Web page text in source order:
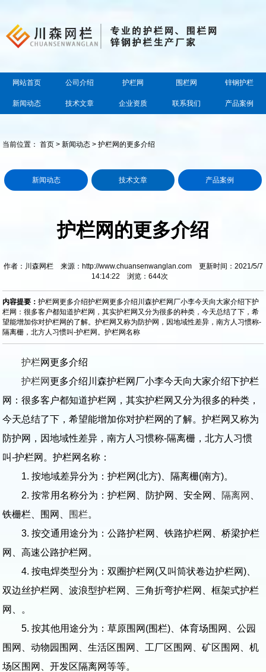
网站首页 公司介绍 护栏网 围栏网 锌钢护栏
新闻动态 技术文章 企业资质 联系我们 产品案例
当前位置：首页 >新闻动态 > 护栏网的更多介绍
新闻动态 技术文章 产品案例
护栏网的更多介绍
作者：川森网栏 来源：http://www.chuansenwanglan.com 更新时间：2021/5/7
14:14:22 浏览： 644次
内容提要：护栏网更多介绍护栏网更多介绍川森护栏网厂小李今天向大家介绍下护
栏网：很多客户都知道护栏网，其实护栏网又分为很多的种类，今天总结了下，希
望能增加你对护栏网的了解。护栏网又称为防护网，因地域性差异，南方人习惯称-
隔离栅，北方人习惯叫-护栏网。护栏网名称
护栏网更多介绍
护栏网更多介绍川森护栏网厂小李今天向大家介绍下护栏
网：很多客户都知道护栏网，其实护栏网又分为很多的种类，
今天总结了下，希望能增加你对护栏网的了解。护栏网又称为
防护网，因地域性差异，南方人习惯称-隔离栅，北方人习惯
叫-护栏网。护栏网名称：
1. 按地域差异分为：护栏网(北方)、隔离栅(南方)。
2. 按常用名称分为：护栏网、防护网、安全网、 隔离网
铁栅栏、围网、 围栏。
3. 按交通用途分为：公路护栏网、铁路护栏网、桥梁护栏
网、高速公路护栏网。
4. 按电焊类型分为：双圈护栏网(又叫筒状卷边护栏网)、
双边丝护栏网、波浪型护栏网、三角折弯护栏网、框架式护栏
网、。
5. 按其他用途分为：草原围网(围栏)、体育场围网、公园
围网、动物园围网、生活区围网、工厂区围网、矿区围网、机
场区围网、开发区隔离网等等。